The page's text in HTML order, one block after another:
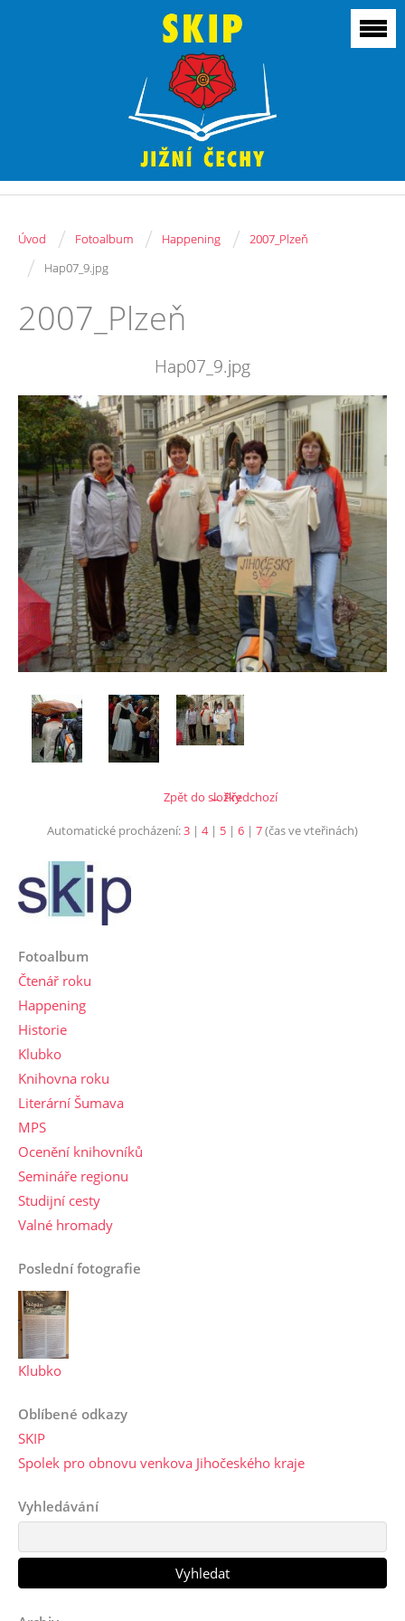
Úvod / Fotoalbum / Happening / 2007_Plzeň
/ Hap07_9.jpg
2007_Plzeň
Hap07_9.jpg
← Předchozí
Zpět do složky
Automatické procházení:3 | 4| 5 | 6 | 7(čas ve vteřinách)
Fotoalbum
Čtenář roku
Happening
Historie
Klubko
Knihovna roku
Literární Šumava
MPS
Ocenění knihovníků
Semináře regionu
Studijní cesty
Valné hromady
Poslední fotografie
Klubko
Oblíbené odkazy
SKIP
Spolek pro obnovu venkova Jihočeského kraje
Vyhledávání